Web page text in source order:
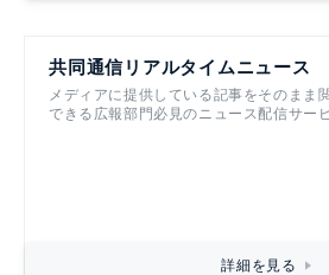
共同通信リアルタイムニュース
メディアに提供している記事をそのまま
できる広報部門必見のニュース配信サー
詳細を見る